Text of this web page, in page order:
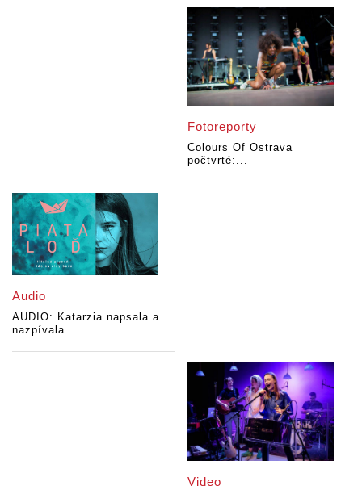
Fotoreporty
Colours Of Ostrava
počtvrté:...
Audio
AUDIO: Katarzia napsala a
nazpívala...
Video